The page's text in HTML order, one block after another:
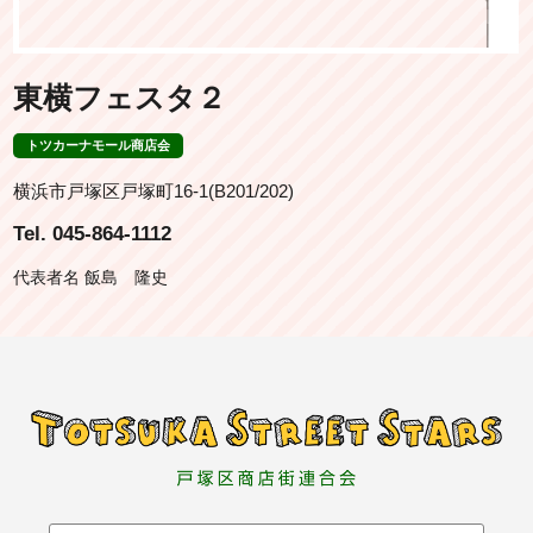
東横フェスタ２
トツカーナモール商店会
横浜市戸塚区戸塚町16-1(B201/202)
Tel. 045-864-1112
代表者名 飯島 隆史